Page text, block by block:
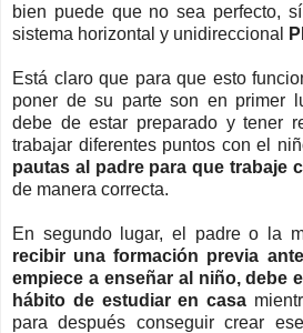
bien puede que no sea perfecto,
sistema horizontal y unidireccional
Está claro que para que esto
poner de su parte son en primer
debe de estar preparado y tener
trabajar diferentes puntos con el
pautas al padre para que trabaje
de manera correcta.
En segundo lugar, el padre o la
recibir una formación previa
empiece a enseñar al niño, debe
hábito de estudiar en casa
para después conseguir crear